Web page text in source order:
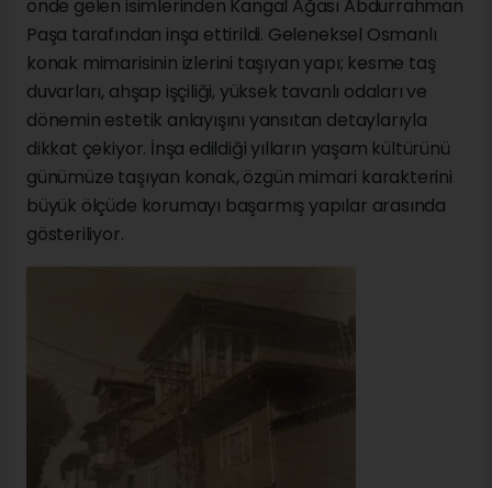
önde gelen isimlerinden Kangal Ağası Abdurrahman
Paşa tarafından inşa ettirildi. Geleneksel Osmanlı
konak mimarisinin izlerini taşıyan yapı; kesme taş
duvarları, ahşap işçiliği, yüksek tavanlı odaları ve
dönemin estetik anlayışını yansıtan detaylarıyla
dikkat çekiyor. İnşa edildiği yılların yaşam kültürünü
günümüze taşıyan konak, özgün mimari karakterini
büyük ölçüde korumayı başarmış yapılar arasında
gösteriliyor.